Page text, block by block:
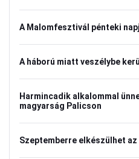
A Malomfesztivál pénteki
A háború miatt veszélybe
Harmincadik alkalommal
magyarság Palicson
Szeptemberre elkészülhet